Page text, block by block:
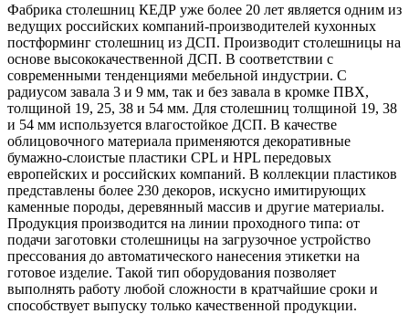
Фабрика столешниц КЕДР уже более 20 лет является одним из
ведущих российских компаний-производителей кухонных
постформинг столешниц из ДСП. Производит столешницы на
основе высококачественной ДСП. В соответствии с
современными тенденциями мебельной индустрии. С
радиусом завала 3 и 9 мм, так и без завала в кромке ПВХ,
толщиной 19, 25, 38 и 54 мм. Для столешниц толщиной 19, 38
и 54 мм используется влагостойкое ДСП. В качестве
облицовочного материала применяются декоративные
бумажно-слоистые пластики CPL и HPL передовых
европейских и российских компаний. В коллекции пластиков
представлены более 230 декоров, искусно имитирующих
каменные породы, деревянный массив и другие материалы.
Продукция производится на линии проходного типа: от
подачи заготовки столешницы на загрузочное устройство
прессования до автоматического нанесения этикетки на
готовое изделие. Такой тип оборудования позволяет
выполнять работу любой сложности в кратчайшие сроки и
способствует выпуску только качественной продукции.